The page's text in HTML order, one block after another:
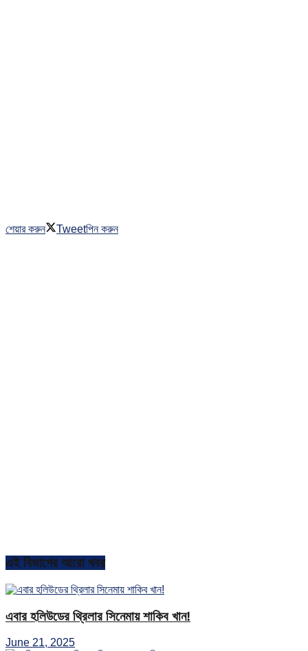
শেয়ার করুন Tweetপিন করুন
এই বিভাগের আরো খবর
এবার হলিউডের থ্রিলার সিনেমায় শাকিব খান!
June 21, 2025